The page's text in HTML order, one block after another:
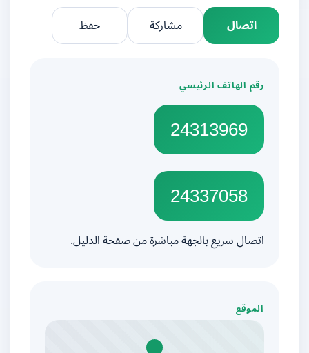
اتصال
مشاركة
رقم الهاتف الرئيسي
24313969
24337058
اتصال سريع بالجهة مباشرة من صفحة الدليل.
الموقع